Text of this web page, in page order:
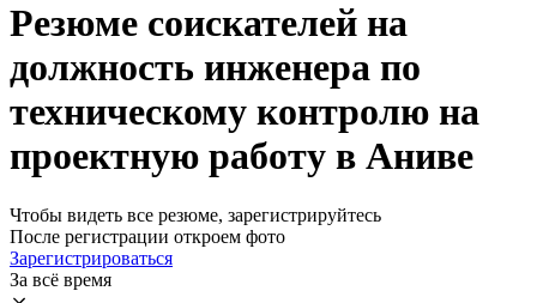
Резюме соискателей на
должность инженера по
техническому контролю на
проектную работу в Аниве
Чтобы видеть все резюме, зарегистрируйтесь
После регистрации откроем фото
Зарегистрироваться
За всё время